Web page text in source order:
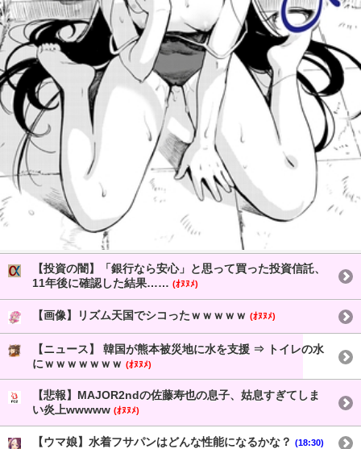
【投資の闇】「銀行なら安心」と思って買った投資信託、
11年後に確認した結果…… (ｵﾇﾇﾒ)
【画像】リズム天国でシコったｗｗｗｗｗ (ｵﾇﾇﾒ)
【ニュース】 韓国が熊本被災地に水を支援 ⇒ トイレの水
にｗｗｗｗｗｗｗ (ｵﾇﾇﾒ)
【悲報】MAJOR2ndの佐藤寿也の息子、姑息すぎてしま
い炎上wwwww (ｵﾇﾇﾒ)
【ウマ娘】水着フサパンはどんな性能になるかな？ (18:30)